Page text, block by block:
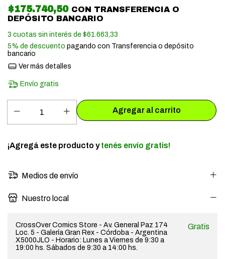
$175.740,50 CON TRANSFERENCIA O
DEPÓSITO BANCARIO
3 cuotas sin interés de $61.663,33
5% de descuento pagando con Transferencia o depósito
bancario
Ver más detalles
Envío gratis
¡Agregá este producto ytenés envío gratis!
Medios de envío
Nuestro local
CrossOver Comics Store - Av. General Paz 174
Loc. 5 - Galería Gran Rex - Córdoba - Argentina
X5000JLO - Horario: Lunes a Viernes de 9:30 a
19:00 hs. Sábados de 9:30 a 14:00 hs.
Gratis